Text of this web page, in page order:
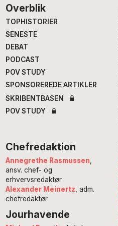
Footer
Overblik
TOPHISTORIER
SENESTE
DEBAT
PODCAST
POV STUDY
SPONSOREREDE ARTIKLER
SKRIBENTBASEN
POV STUDY
Chefredaktion
Annegrethe Rasmussen
ansv. chef- og
erhvervsredaktør
Alexander Meinertz , adm.
chefredaktør
Jourhavende